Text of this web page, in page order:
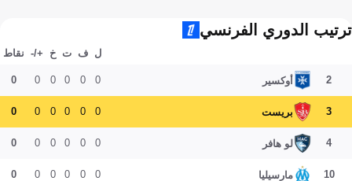
ترتيب الدوري الفرنسي
ل ف ت خ +/- نقاط
2 أوكسير 0
0
0
0
0
0
3 بريست 0
0
0
0
0
0
4 لو هافر 0
0
0
0
0
0
10 مارسيليا 0
0
0
0
0
0